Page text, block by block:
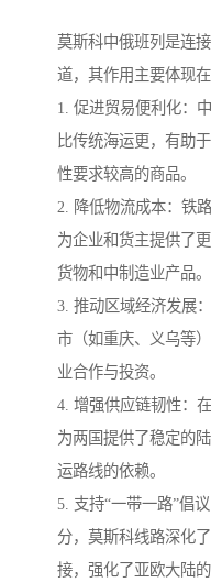
莫斯科中俄班列是连
道，其作用主要体现在
1. 促进贸易便利化：
比传统海运更，有助
性要求较高的商品。
2. 降低物流成本：铁
为企业和货主提供了
货物和中制造业产品。
3. 推动区域经济发展
市（如重庆、义乌等
业合作与投资。
4. 增强供应链韧性：
为两国提供了稳定的
运路线的依赖。
5. 支持“一带一路”倡
分，莫斯科线路深化
接，强化了亚欧大陆的